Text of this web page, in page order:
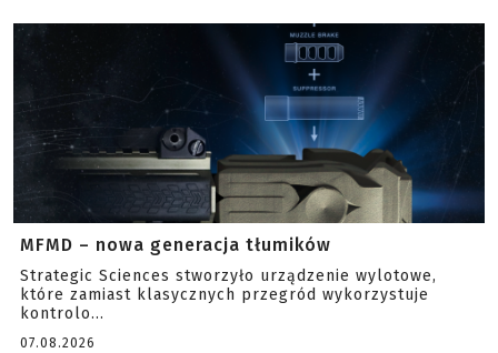
MFMD – nowa generacja tłumików
Strategic Sciences stworzyło urządzenie wylotowe,
które zamiast klasycznych przegród wykorzystuje
kontrolo...
07.08.2026